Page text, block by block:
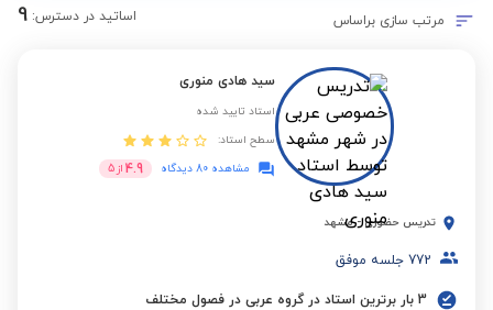
مرتب سازی براساس اساتید در دسترس: 9
سید هادی منوری
استاد تایید شده
سطح استاد:
مشاهده 80 دیدگاه
4.9 از 5
تدریس حضوری - مشهد
772 جلسه موفق
3 بار برترین استاد در گروه عربی در فصول مختلف